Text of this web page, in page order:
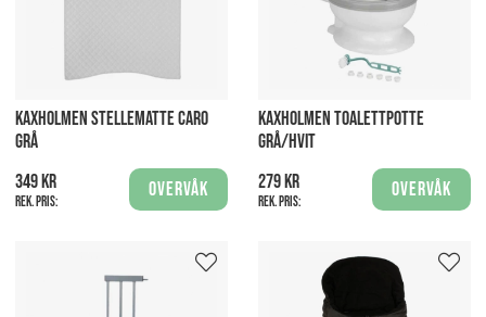
KAXHOLMEN STELLEMATTE CARO
GRÅ
349 kr
Rek. pris:
Overvåk
KAXHOLMEN TOALETTPOTTE
GRÅ/HVIT
279 kr
Rek. pris:
Overvåk